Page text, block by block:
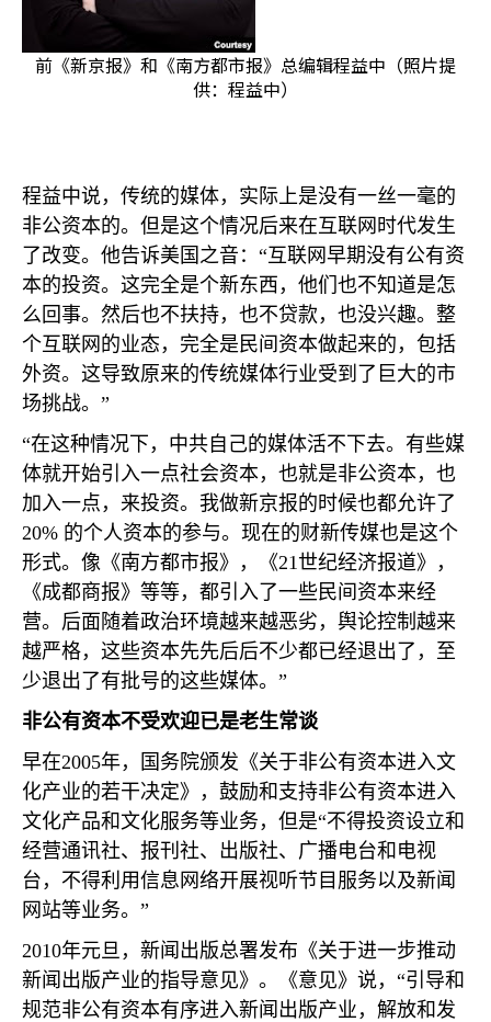
前《新京报》和《南方都市报》总编辑程益中（照片提
供：程益中）
程益中说，传统的媒体，实际上是没有一丝一毫的
非公资本的。但是这个情况后来在互联网时代发生
了改变。他告诉美国之音：“互联网早期没有公有资
本的投资。这完全是个新东西，他们也不知道是怎
么回事。然后也不扶持，也不贷款，也没兴趣。整
个互联网的业态，完全是民间资本做起来的，包括
外资。这导致原来的传统媒体行业受到了巨大的市
场挑战。”
“在这种情况下，中共自己的媒体活不下去。有些媒
体就开始引入一点社会资本，也就是非公资本，也
加入一点，来投资。我做新京报的时候也都允许了
20% 的个人资本的参与。现在的财新传媒也是这个
形式。像《南方都市报》，《21世纪经济报道》，
《成都商报》等等，都引入了一些民间资本来经
营。后面随着政治环境越来越恶劣，舆论控制越来
越严格，这些资本先先后后不少都已经退出了，至
少退出了有批号的这些媒体。”
非公有资本不受欢迎已是老生常谈
早在2005年，国务院颁发《关于非公有资本进入文
化产业的若干决定》，鼓励和支持非公有资本进入
文化产品和文化服务等业务，但是“不得投资设立和
经营通讯社、报刊社、出版社、广播电台和电视
台，不得利用信息网络开展视听节目服务以及新闻
网站等业务。”
2010年元旦，新闻出版总署发布《关于进一步推动
新闻出版产业的指导意见》。《意见》说，“引导和
规范非公有资本有序进入新闻出版产业，解放和发